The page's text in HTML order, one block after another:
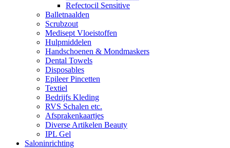
Refectocil Sensitive
Balletnaalden
Scrubzout
Medisept Vloeistoffen
Hulpmiddelen
Handschoenen & Mondmaskers
Dental Towels
Disposables
Epileer Pincetten
Textiel
Bedrijfs Kleding
RVS Schalen etc.
Afsprakenkaartjes
Diverse Artikelen Beauty
IPL Gel
Saloninrichting